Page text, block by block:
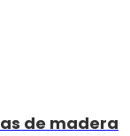
de madera